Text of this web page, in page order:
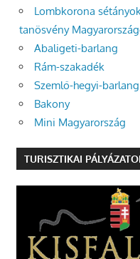
Lombkorona
tanösvény
Abaligeti-barlang
Rám-szakadék
Szemlő-hegyi-barlang
Bakony
Mini Magyarország
TURISZTIKAI